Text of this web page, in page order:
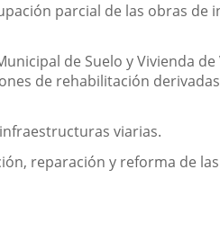
parcial de las obras de
de Suelo y Vivienda de
de rehabilitación
viarias.
reparación y reforma de